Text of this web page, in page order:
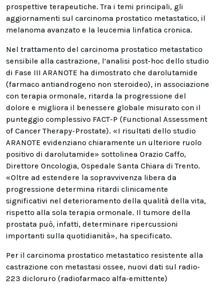
prospettive terapeutiche. Tra i temi principali, gli
aggiornamenti sul carcinoma prostatico metastatico, il
melanoma avanzato e la leucemia linfatica cronica.
Nel trattamento del carcinoma prostatico metastatico
sensibile alla castrazione, l’analisi post-hoc dello studio
di Fase III ARANOTE ha dimostrato che darolutamide
(farmaco antiandrogeno non steroideo), in associazione
con terapia ormonale, ritarda la progressione del
dolore e migliora il benessere globale misurato con il
punteggio complessivo FACT-P (Functional Assessment
of Cancer Therapy-Prostate). «I risultati dello studio
ARANOTE evidenziano chiaramente un ulteriore ruolo
positivo di darolutamide» sottolinea Orazio Caffo,
Direttore Oncologia, Ospedale Santa Chiara di Trento.
«Oltre ad estendere la sopravvivenza libera da
progressione determina ritardi clinicamente
significativi nel deterioramento della qualità della vita,
rispetto alla sola terapia ormonale. Il tumore della
prostata può, infatti, determinare ripercussioni
importanti sulla quotidianità», ha specificato.
Per il carcinoma prostatico metastatico resistente alla
castrazione con metastasi ossee, nuovi dati sul radio-
223 dicloruro (radiofarmaco alfa-emittente)